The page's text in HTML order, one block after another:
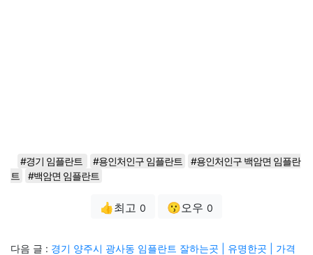
#경기 임플란트 #용인처인구 임플란트
#용인처인구 백암면 임플란
트
#백암면 임플란트
👍최고 0 😗오우 0
다음 글 : 경기 양주시 광사동 임플란트 잘하는곳 | 유명한곳 | 가격